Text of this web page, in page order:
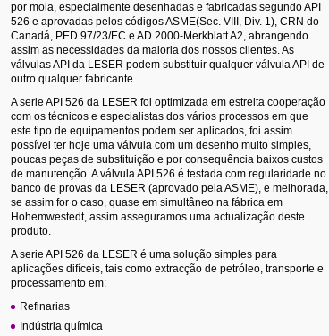
por mola, especialmente desenhadas e fabricadas segundo API
526 e aprovadas pelos códigos ASME(Sec. VIII, Div. 1), CRN do
Canadá, PED 97/23/EC e AD 2000-Merkblatt A2, abrangendo
assim as necessidades da maioria dos nossos clientes. As
válvulas API da LESER podem substituir qualquer válvula API de
outro qualquer fabricante.
A serie API 526 da LESER foi optimizada em estreita cooperação
com os técnicos e especialistas dos vários processos em que
este tipo de equipamentos podem ser aplicados, foi assim
possível ter hoje uma válvula com um desenho muito simples,
poucas peças de substituição e por consequência baixos custos
de manutenção. A válvula API 526 é testada com regularidade no
banco de provas da LESER (aprovado pela ASME), e melhorada,
se assim for o caso, quase em simultâneo na fábrica em
Hohemwestedt, assim asseguramos uma actualização deste
produto.
A serie API 526 da LESER é uma solução simples para
aplicações difíceis, tais como extracção de petróleo, transporte e
processamento em:
Refinarias
Indústria química